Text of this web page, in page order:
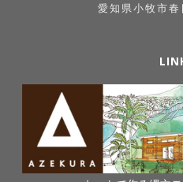
愛知県小牧市